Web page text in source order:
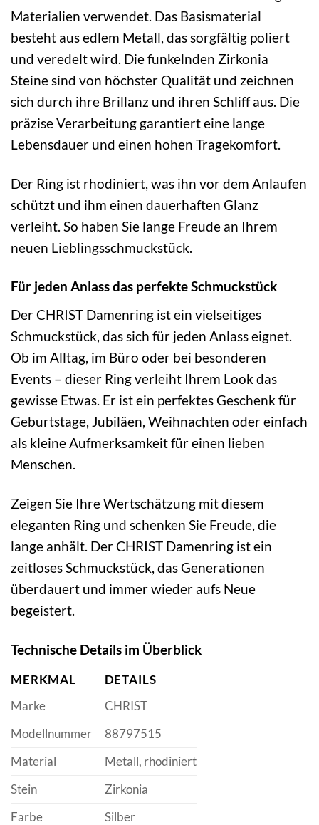
Materialien verwendet. Das Basismaterial
besteht aus edlem Metall, das sorgfältig poliert
und veredelt wird. Die funkelnden Zirkonia
Steine sind von höchster Qualität und zeichnen
sich durch ihre Brillanz und ihren Schliff aus. Die
präzise Verarbeitung garantiert eine lange
Lebensdauer und einen hohen Tragekomfort.
Der Ring ist rhodiniert, was ihn vor dem Anlaufen
schützt und ihm einen dauerhaften Glanz
verleiht. So haben Sie lange Freude an Ihrem
neuen Lieblingsschmuckstück.
Für jeden Anlass das perfekte Schmuckstück
Der CHRIST Damenring ist ein vielseitiges
Schmuckstück, das sich für jeden Anlass eignet.
Ob im Alltag, im Büro oder bei besonderen
Events – dieser Ring verleiht Ihrem Look das
gewisse Etwas. Er ist ein perfektes Geschenk für
Geburtstage, Jubiläen, Weihnachten oder einfach
als kleine Aufmerksamkeit für einen lieben
Menschen.
Zeigen Sie Ihre Wertschätzung mit diesem
eleganten Ring und schenken Sie Freude, die
lange anhält. Der CHRIST Damenring ist ein
zeitloses Schmuckstück, das Generationen
überdauert und immer wieder aufs Neue
begeistert.
Technische Details im Überblick
MERKMAL
DETAILS
Marke
CHRIST
Modellnummer
88797515
Material
Metall, rhodiniert
Stein
Zirkonia
Farbe
Silber